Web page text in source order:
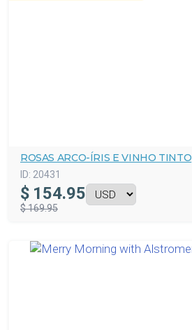
ROSAS ARCO-ÍRIS E VINHO TINTO
ID: 20431
$ 154.95
$ 169.95